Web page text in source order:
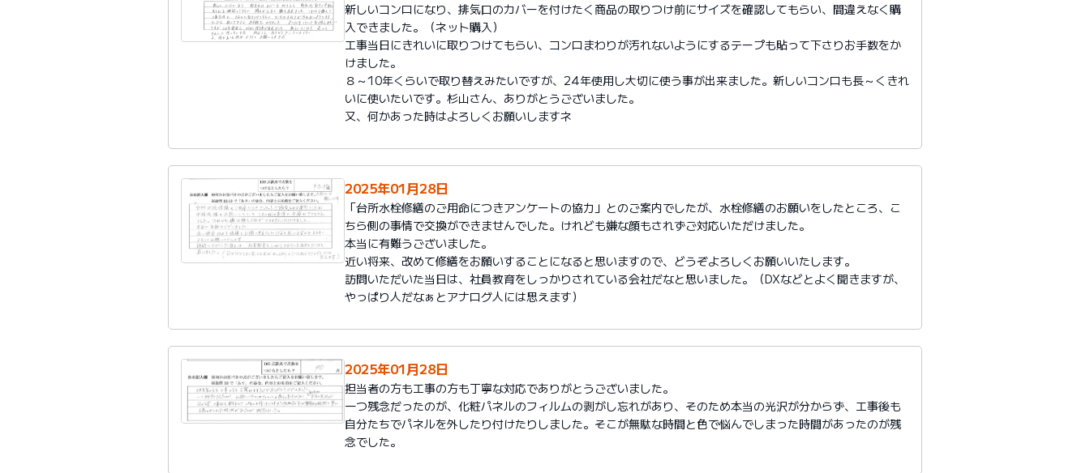
新しいコンロになり、排気口のカバーを付けたく商品の取りつけ前にサイズを確認してもらい、間違えなく購
入できました。（ネット購入）
工事当日にきれいに取りつけてもらい、コンロまわりが汚れないようにするテープも貼って下さりお手数をか
けました。
８～10年くらいで取り替えみたいですが、24年使用し大切に使う事が出来ました。新しいコンロも長～くきれ
いに使いたいです。杉山さん、ありがとうございました。
又、何かあった時はよろしくお願いしますネ
2025年01月28日
「台所水栓修繕のご用命につきアンケートの協力」とのご案内でしたが、水栓修繕のお願いをしたところ、こ
ちら側の事情で交換ができませんでした。けれども嫌な顔もされずご対応いただけました。
本当に有難うございました。
近い将来、改めて修繕をお願いすることになると思いますので、どうぞよろしくお願いいたします。
訪問いただいた当日は、社員教育をしっかりされている会社だなと思いました。（DXなどとよく聞きますが、
やっぱり人だなぁとアナログ人には思えます）
2025年01月28日
担当者の方も工事の方も丁寧な対応でありがとうございました。
一つ残念だったのが、化粧パネルのフィルムの剥がし忘れがあり、そのため本当の光沢が分からず、工事後も
自分たちでパネルを外したり付けたりしました。そこが無駄な時間と色で悩んでしまった時間があったのが残
念でした。